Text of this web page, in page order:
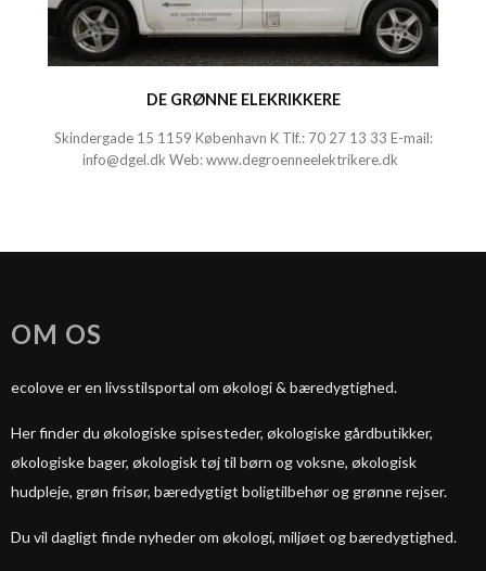
DE GRØNNE ELEKRIKKERE
Skindergade 15 1159 København K Tlf.: 70 27 13 33 E-mail:
info@dgel.dk Web:www.degroenneelektrikere.dk
OM OS
ecolove er en livsstilsportal om økologi & bæredygtighed.
Her finder du økologiske spisesteder, økologiske gårdbutikker,
økologiske bager, økologisk tøj til børn og voksne, økologisk
hudpleje, grøn frisør, bæredygtigt boligtilbehør og grønne rejser.
Du vil dagligt finde nyheder om økologi, miljøet og bæredygtighed.